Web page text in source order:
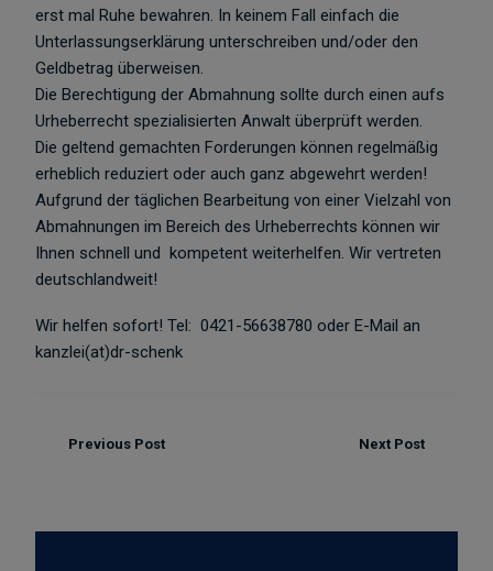
erst mal Ruhe bewahren. In keinem Fall einfach die
Unterlassungserklärung unterschreiben und/oder den
Geldbetrag überweisen.
Die Berechtigung der Abmahnung sollte durch einen aufs
Urheberrecht spezialisierten Anwalt überprüft werden.
Die geltend gemachten Forderungen können regelmäßig
erheblich reduziert oder auch ganz abgewehrt werden!
Aufgrund der täglichen Bearbeitung von einer Vielzahl von
Abmahnungen im Bereich des Urheberrechts können wir
Ihnen schnell und kompetent weiterhelfen. Wir vertreten
deutschlandweit!
Wir helfen sofort! Tel: 0421-56638780 oder E-Mail an
kanzlei(at)dr-schenk
Previous Post Next Post